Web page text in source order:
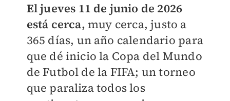
El jueves 11 de junio de 2026
está cerca, muy cerca, justo a
365 días, un año calendario para
que dé inicio la Copa del Mundo
de Futbol de la FIFA; un torneo
que paraliza todos los